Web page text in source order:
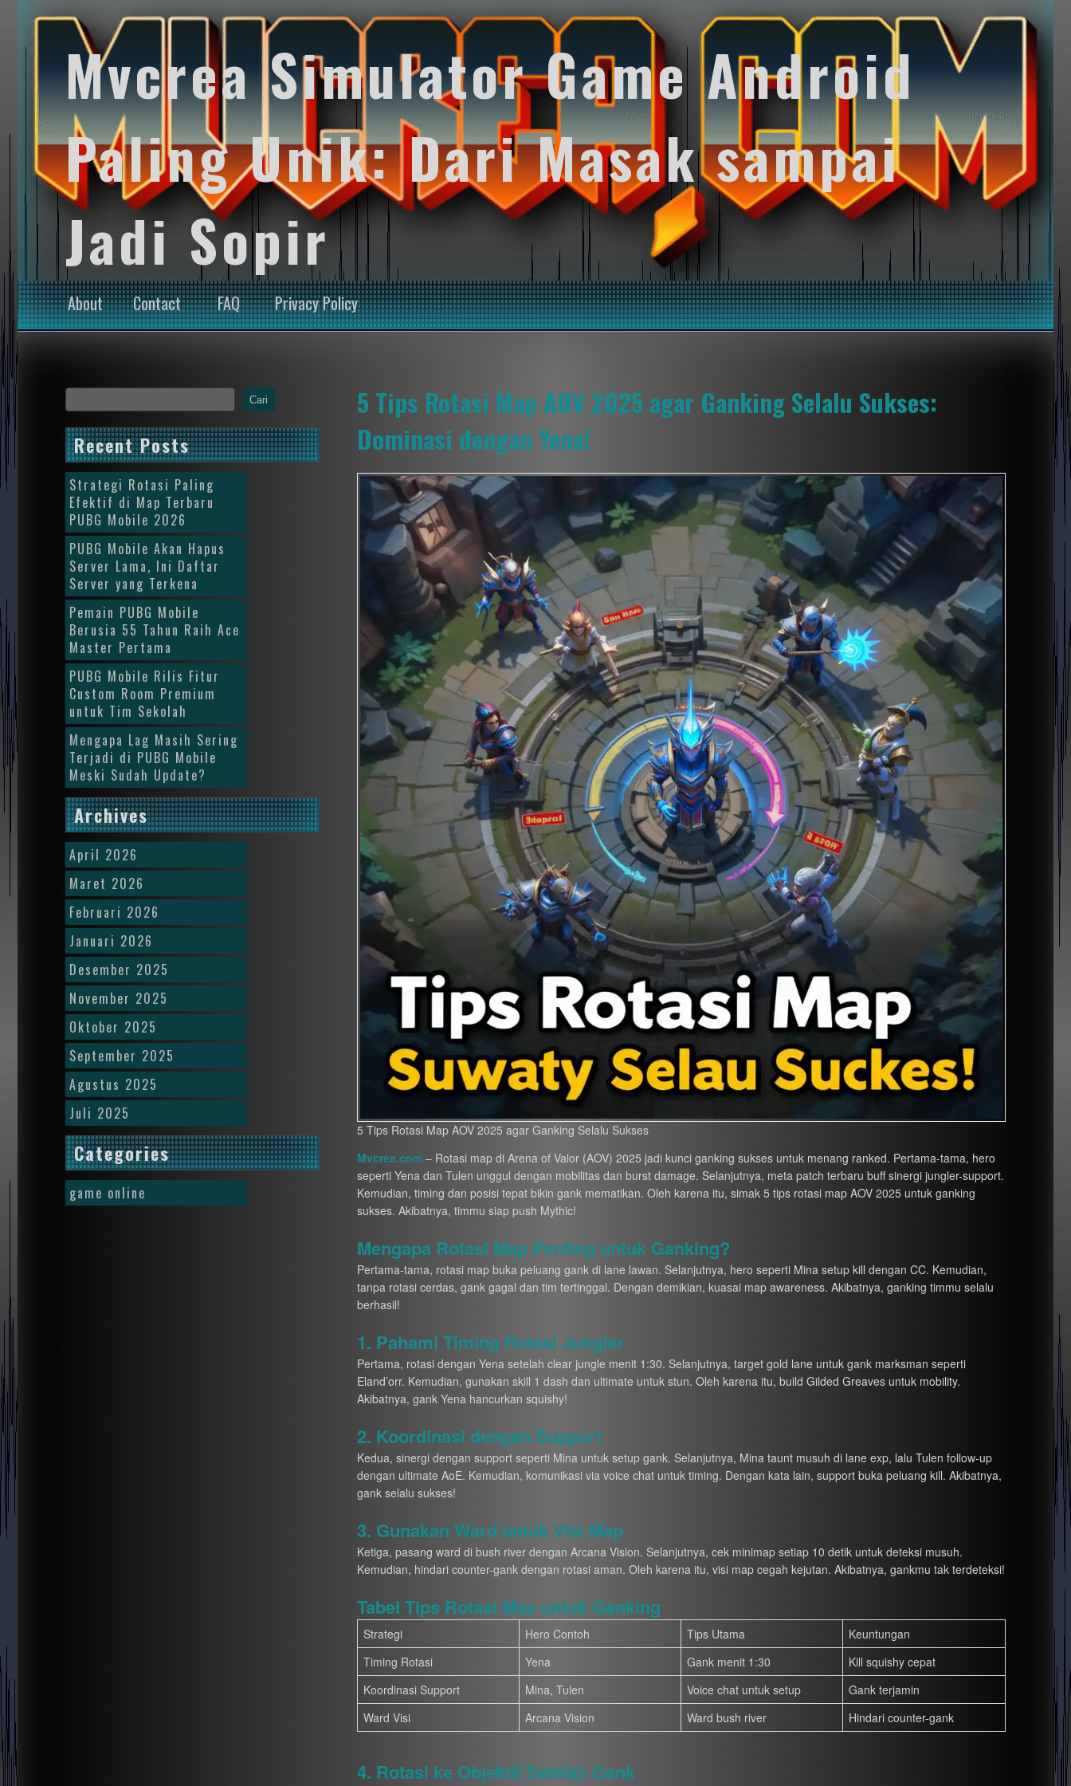
Mvcrea Simulator Game Android
Paling Unik: Dari Masak sampai
Jadi Sopir
About Contact FAQ Privacy Policy
5 Tips Rotasi Map AOV 2025 agar Ganking Selalu Sukses:
Dominasi dengan Yena!
5 Tips Rotasi Map AOV 2025 agar Ganking Selalu Sukses
Mvcrea.com– Rotasi map di Arena of Valor (AOV) 2025 jadi kunci ganking sukses untuk menang ranked. Pertama-tama, hero
seperti Yena dan Tulen unggul dengan mobilitas dan burst damage. Selanjutnya, meta patch terbaru buff sinergi jungler-support.
Kemudian, timing dan posisi tepat bikin gank mematikan. Oleh karena itu, simak 5 tips rotasi map AOV 2025 untuk ganking
sukses. Akibatnya, timmu siap push Mythic!
Mengapa Rotasi Map Penting untuk Ganking?
Pertama-tama, rotasi map buka peluang gank di lane lawan. Selanjutnya, hero seperti Mina setup kill dengan CC. Kemudian,
tanpa rotasi cerdas, gank gagal dan tim tertinggal. Dengan demikian, kuasai map awareness. Akibatnya, ganking timmu selalu
berhasil!
1. Pahami Timing Rotasi Jungler
Pertama, rotasi dengan Yena setelah clear jungle menit 1:30. Selanjutnya, target gold lane untuk gank marksman seperti
Eland’orr. Kemudian, gunakan skill 1 dash dan ultimate untuk stun. Oleh karena itu, build Gilded Greaves untuk mobility.
Akibatnya, gank Yena hancurkan squishy!
2. Koordinasi dengan Support
Kedua, sinergi dengan support seperti Mina untuk setup gank. Selanjutnya, Mina taunt musuh di lane exp, lalu Tulen follow-up
dengan ultimate AoE. Kemudian, komunikasi via voice chat untuk timing. Dengan kata lain, support buka peluang kill. Akibatnya,
gank selalu sukses!
3. Gunakan Ward untuk Visi Map
Ketiga, pasang ward di bush river dengan Arcana Vision. Selanjutnya, cek minimap setiap 10 detik untuk deteksi musuh.
Kemudian, hindari counter-gank dengan rotasi aman. Oleh karena itu, visi map cegah kejutan. Akibatnya, gankmu tak terdeteksi!
Tabel Tips Rotasi Map untuk Ganking
Strategi Hero Contoh Tips Utama
Keuntungan
Timing Rotasi
Yena Gank menit 1:30
Kill squishy cepat
Koordinasi Support
Mina, Tulen Voice chat untuk setup
Gank terjamin
Ward Visi
Arcana Vision Ward bush river Hindari counter-gank
4. Rotasi ke Objektif Setelah Gank
Cari
Recent Posts
Strategi Rotasi Paling
Efektif di Map Terbaru
PUBG Mobile 2026
PUBG Mobile Akan Hapus
Server Lama, Ini Daftar
Server yang Terkena
Pemain PUBG Mobile
Berusia 55 Tahun Raih Ace
Master Pertama
PUBG Mobile Rilis Fitur
Custom Room Premium
untuk Tim Sekolah
Mengapa Lag Masih Sering
Terjadi di PUBG Mobile
Meski Sudah Update?
Archives
April 2026
Maret 2026
Februari 2026
Januari 2026
Desember 2025
November 2025
Oktober 2025
September 2025
Agustus 2025
Juli 2025
Categories
game online